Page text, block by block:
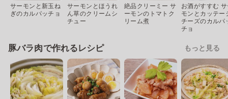
サーモンと新玉ね
ぎのカルパッチョ
サーモンとほうれ
ん草のクリームシ
チュー
絶品クリーミー サ
ーモンのトマトク
リーム煮
お酒がすすむ
モンとカッテー
チーズのカルパ
チョ
豚バラ肉で作れるレシピ もっと見る